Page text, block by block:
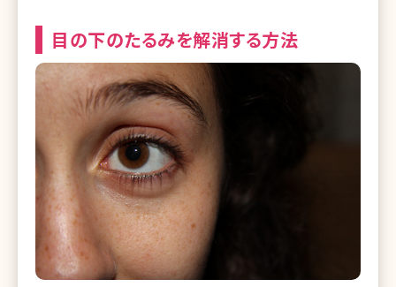
目の下のたるみを解消する方法